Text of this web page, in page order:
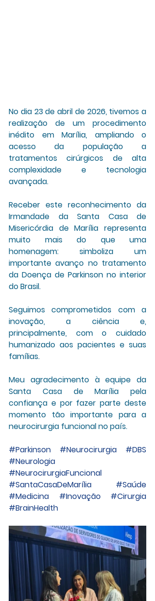
No dia 23 de abril de 2026, tivemos a
realização de um procedimento
inédito em Marília, ampliando o
acesso da população a
tratamentos cirúrgicos de alta
complexidade e tecnologia
avançada.
Receber este reconhecimento da
Irmandade da Santa Casa de
Misericórdia de Marília representa
muito mais do que uma
homenagem: simboliza um
importante avanço no tratamento
da Doença de Parkinson no interior
do Brasil.
Seguimos comprometidos com a
inovação, a ciência e,
principalmente, com o cuidado
humanizado aos pacientes e suas
famílias.
Meu agradecimento à equipe da
Santa Casa de Marília pela
confiança e por fazer parte deste
momento tão importante para a
neurocirurgia funcional no país.
#Parkinson #Neurocirurgia
#DBS
#Neurologia
#NeurocirurgiaFuncional
#SantaCasaDeMarília
#Saúde
#Medicina
#Inovação
#Cirurgia
#BrainHealth